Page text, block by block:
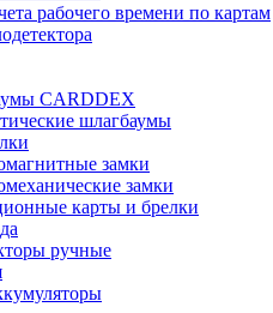
рабочего времени по картам
CARDDEX
шлагбаумы
замки
замки
карты и брелки
ручные